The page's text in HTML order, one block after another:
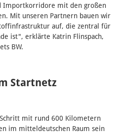
Importkorridore mit den großen
Mit unseren Partnern bauen wir
auf, die zentral für
ist", erklärte Katrin Flinspach,
BW.
Startnetz
mit rund 600 Kilometern
im mitteldeutschen Raum sein